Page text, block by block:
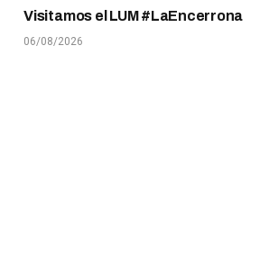
Visitamos el LUM #LaEncerrona
06/08/2026